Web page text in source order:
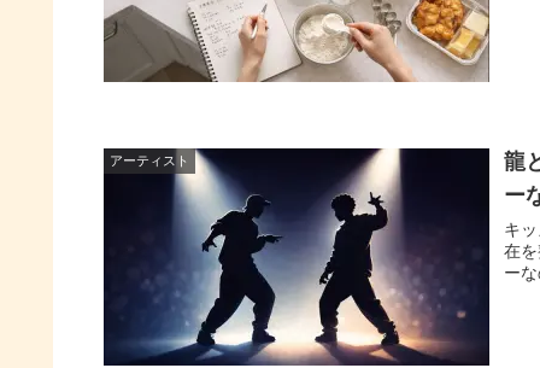
アーティスト
龍
ー
キ
在
ー